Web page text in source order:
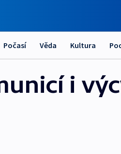
Počasí Věda Kultura
i